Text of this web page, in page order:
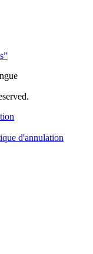
d'annulation